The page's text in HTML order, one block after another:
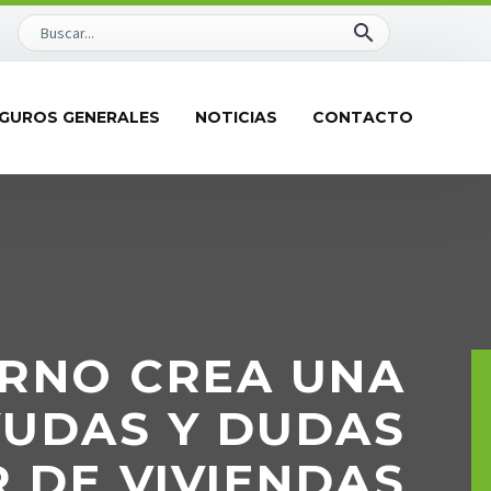
GENERALES NOTICIAS CONTACTO
CREA UNA
Y DUDAS